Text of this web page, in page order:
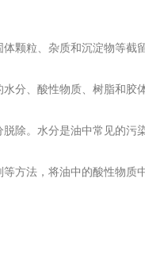
颗粒、杂质和沉淀物等截
分、酸性物质、树脂和胶
除。水分是油中常见的污
方法，将油中的酸性物质